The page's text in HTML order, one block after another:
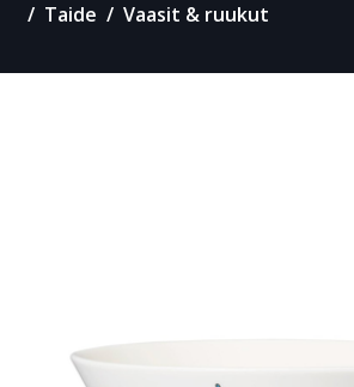
Taide Vaasit & ruukut